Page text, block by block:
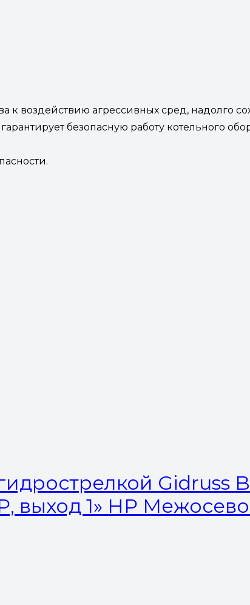
к воздействию агрессивных сред, надолго
безопасную работу котельного
Gidruss
выход 1» НР